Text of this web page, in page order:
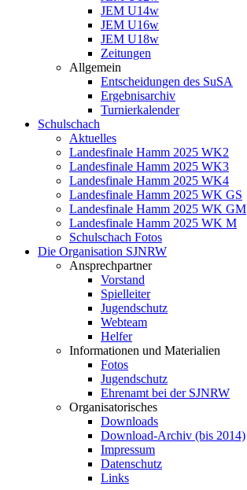
JEM U14w
JEM U16w
JEM U18w
Zeitungen
Allgemein
Entscheidungen des SuSA
Ergebnisarchiv
Turnierkalender
Schulschach
Aktuelles
Landesfinale Hamm 2025 WK2
Landesfinale Hamm 2025 WK3
Landesfinale Hamm 2025 WK4
Landesfinale Hamm 2025 WK GS
Landesfinale Hamm 2025 WK GM
Landesfinale Hamm 2025 WK M
Schulschach Fotos
Die Organisation SJNRW
Ansprechpartner
Vorstand
Spielleiter
Jugendschutz
Webteam
Helfer
Informationen und Materialien
Fotos
Jugendschutz
Ehrenamt bei der SJNRW
Organisatorisches
Downloads
Download-Archiv (bis 2014)
Impressum
Datenschutz
Links